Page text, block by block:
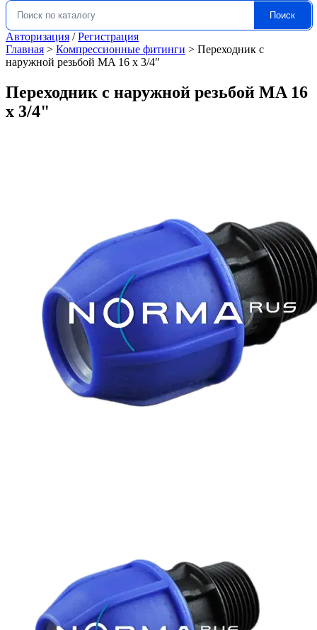
Искать: Поиск
Авторизация /Регистрация
Главная > Компрессионные фитинги > Переходник с
наружной резьбой MA 16 x 3/4″
Переходник с наружной резьбой MA 16
x 3/4"